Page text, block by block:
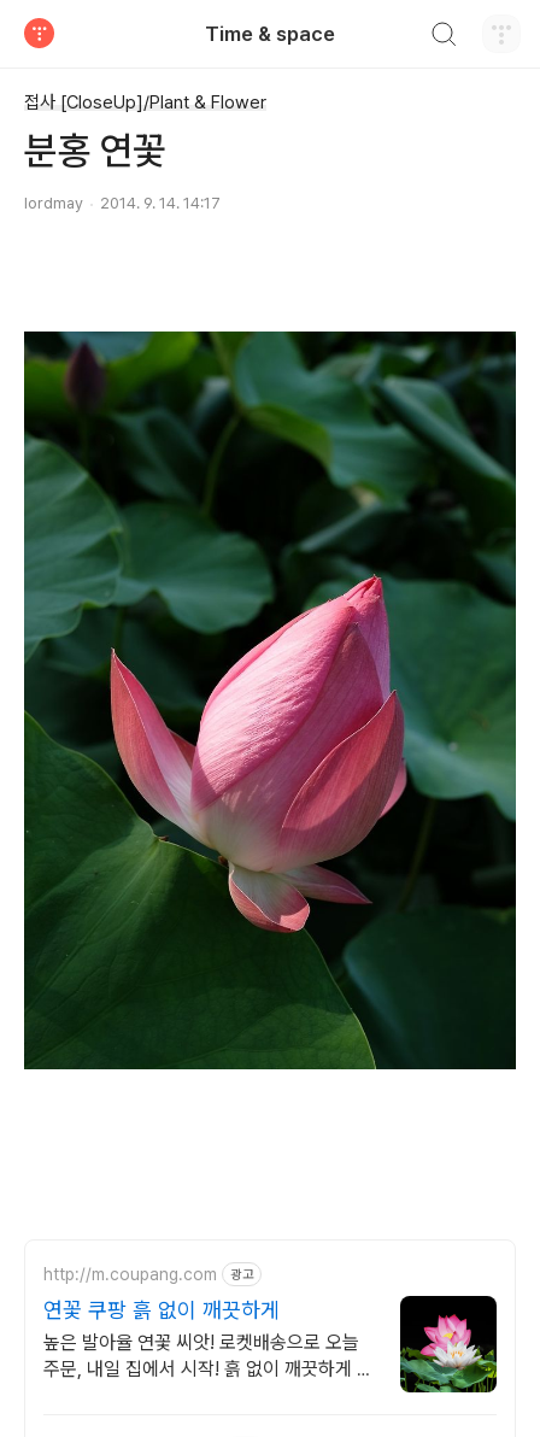
Time & space
접사 [CloseUp]/Plant & Flower
분홍 연꽃
lordmay 2014. 9. 14. 14:17
http://m.coupang.com 광고
연꽃 쿠팡 흙 없이 깨끗하게
높은 발아율 연꽃 씨앗! 로켓배송으로 오늘
주문, 내일 집에서 시작! 흙 없이 깨끗하게 키